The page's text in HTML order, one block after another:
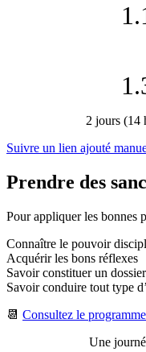
2 jours (14
Suivre un lien ajouté
Prendre des
Pour appliquer les bonnes
Connaître le pouvoir
Acquérir les bons réflexes
Savoir constituer un
Savoir conduire tout type
📆 Consultez le
Une